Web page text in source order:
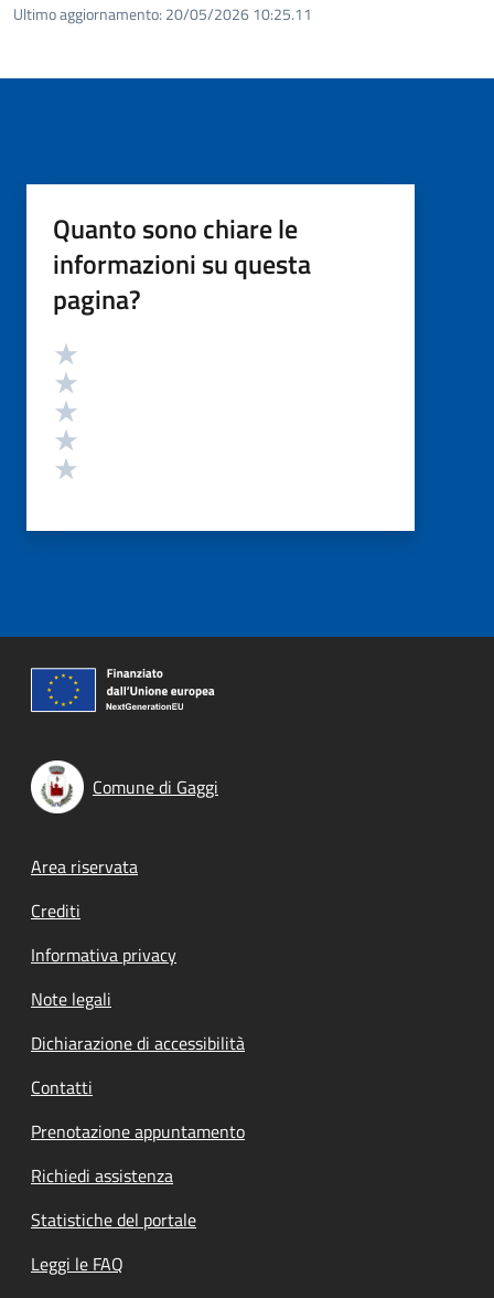
Ultimo aggiornamento: 20/05/2026 10:25.11
Quanto sono chiare le
informazioni su questa
pagina?
Valutazione
Comune di Gaggi
Footer menu
Area riservata
Crediti
Informativa privacy
Note legali
Dichiarazione di accessibilità
Contatti
Prenotazione appuntamento
Richiedi assistenza
Statistiche del portale
Leggi le FAQ